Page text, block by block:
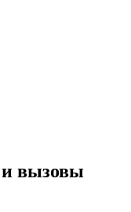
и вызовы